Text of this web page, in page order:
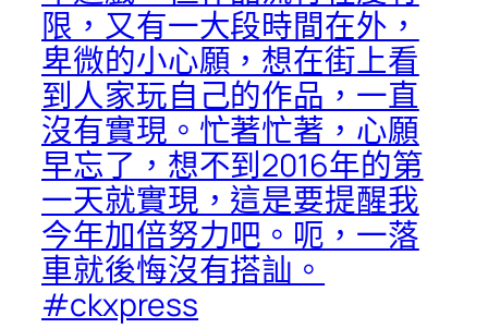
限，又有一大段時間在外，
卑微的小心願，想在街上看
到人家玩自己的作品，一直
沒有實現。忙著忙著，心願
早忘了，想不到2016年的第
一天就實現，這是要提醒我
今年加倍努力吧。呃，一落
車就後悔沒有搭訕。
#ckxpress